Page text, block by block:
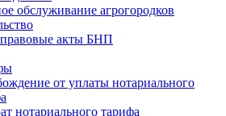
обслуживание агрогородков
акты БНП
от уплаты нотариального
нотариального тарифа